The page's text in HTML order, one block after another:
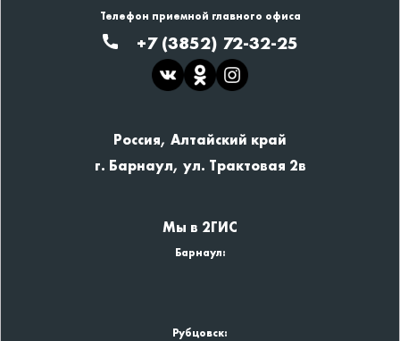
Телефон приемной главного офиса
+7 (3852) 72-32-25
Россия, Алтайский край
г. Барнаул, ул. Трактовая 2в
Мы в 2ГИС
Барнаул:
Рубцовск: